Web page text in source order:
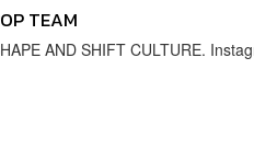
TEAM
AND SHIFT CULTURE.